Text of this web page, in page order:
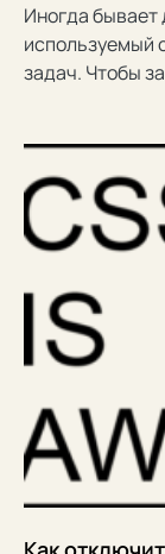
Иногда бывает
используемый
задач. Чтобы